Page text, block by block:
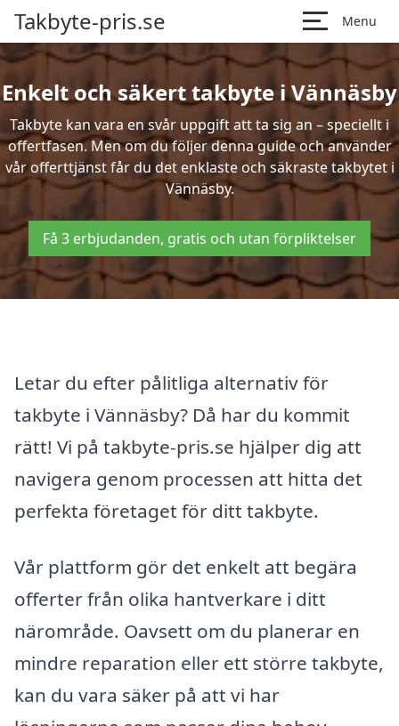
Takbyte-pris.se Menu
Enkelt och säkert takbyte i Vännäsby
Takbyte kan vara en svår uppgift att ta sig an – speciellt i
offertfasen. Men om du följer denna guide och använder
vår offerttjänst får du det enklaste och säkraste takbytet i
Vännäsby.
Få 3 erbjudanden, gratis och utan förpliktelser
Letar du efter pålitliga alternativ för
takbyte i Vännäsby? Då har du kommit
rätt! Vi på takbyte-pris.se hjälper dig att
navigera genom processen att hitta det
perfekta företaget för ditt takbyte.
Vår plattform gör det enkelt att begära
offerter från olika hantverkare i ditt
närområde. Oavsett om du planerar en
mindre reparation eller ett större takbyte,
kan du vara säker på att vi har